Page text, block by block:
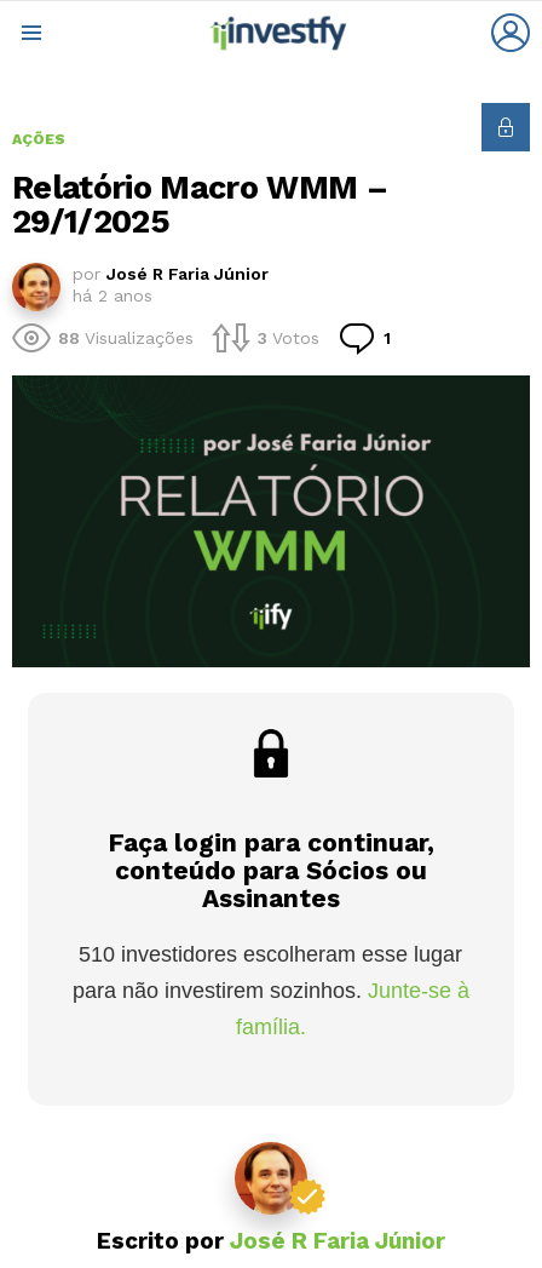
AÇÕES
Relatório Macro WMM –
29/1/2025
por José R Faria Júnior
há 2 anos
88 Visualizações 3 Votos 1
Faça login para continuar,
conteúdo para Sócios ou
Assinantes
510 investidores escolheram esse lugar
para não investirem sozinhos. Junte-se à
família.
Escrito por José R Faria Júnior